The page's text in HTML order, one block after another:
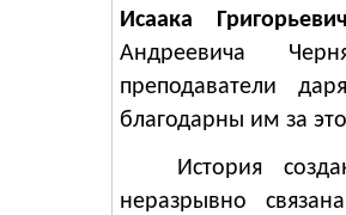
Исаака
Андреевича
преподаватели
благодарны им за
История
неразрывно